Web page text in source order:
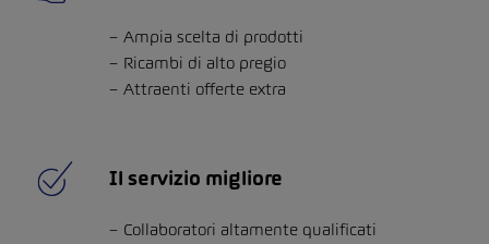
Ampia scelta di prodotti
Ricambi di alto pregio
Attraenti offerte extra
Il servizio migliore
Collaboratori altamente qualificati